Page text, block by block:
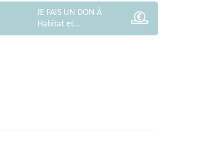
JE FAIS UN DON À
Habitat et...